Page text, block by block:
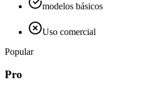
modelos básicos
Uso comercial
Popular
Pro